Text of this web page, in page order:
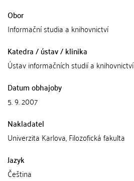
Obor
Informační studia a knihovnictví
Katedra / ústav / klinika
Ústav informačních studií a knihovnictví
Datum obhajoby
5. 9. 2007
Nakladatel
Univerzita Karlova, Filozofická fakulta
Jazyk
Čeština